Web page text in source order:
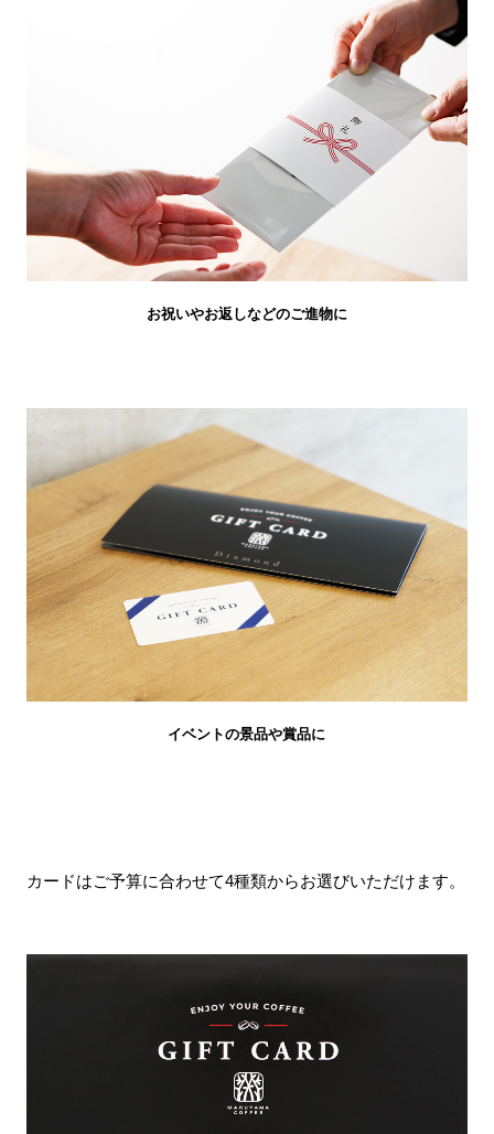
お祝いやお返しなどのご進物に
イベントの景品や賞品に
カードはご予算に合わせて4種類からお選びいただけます。